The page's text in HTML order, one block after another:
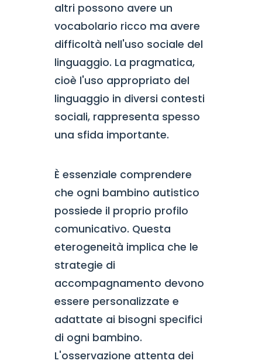
altri possono avere un
vocabolario ricco ma avere
difficoltà nell'uso sociale del
linguaggio. La pragmatica,
cioè l'uso appropriato del
linguaggio in diversi contesti
sociali, rappresenta spesso
una sfida importante.
È essenziale comprendere
che ogni bambino autistico
possiede il proprio profilo
comunicativo. Questa
eterogeneità implica che le
strategie di
accompagnamento devono
essere personalizzate e
adattate ai bisogni specifici
di ogni bambino.
L'osservazione attenta dei